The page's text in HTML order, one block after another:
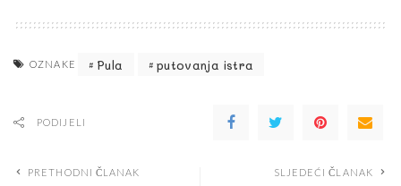
OZNAKE Pula putovanja istra
PODIJELI
PRETHODNI ČLANAK SLJEDEĆI ČLANAK